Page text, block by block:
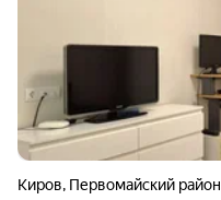
Киров, Первомайский район